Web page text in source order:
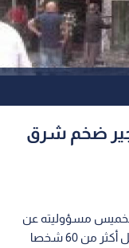
ضخم شرق
مسؤوليته عن
تفجير شاحنة ملغومة والتي أسفرت عن مقتل أكثر من 60 شخصا